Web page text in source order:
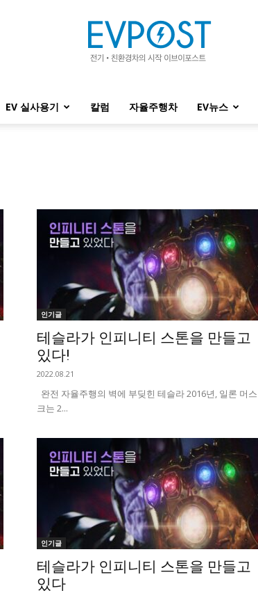
EV 실사용기 칼럼 자율주행차 EV뉴스
인기글
테슬라가 인피니티 스톤을 만들고
있다!
2022.08.21
완전 자율주행의 벽에 부딪힌 테슬라 2016년, 일론 머스
크는 2...
인기글
테슬라가 인피니티 스톤을 만들고
있다